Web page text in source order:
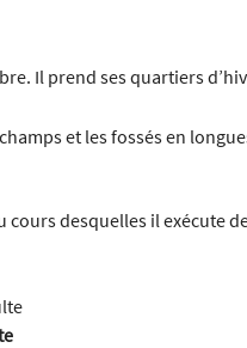
Il prend ses quartiers
et les fossés en
desquelles il exécute